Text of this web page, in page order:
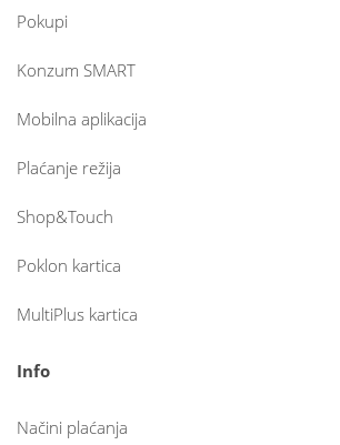
Pokupi
Konzum SMART
Mobilna aplikacija
Plaćanje režija
Shop&Touch
Poklon kartica
MultiPlus kartica
Info
Načini plaćanja